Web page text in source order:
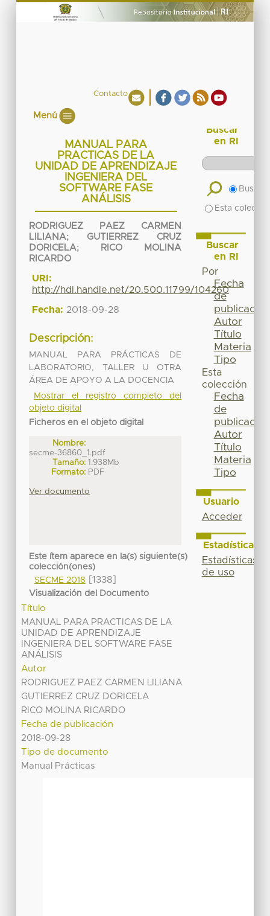
Contacto
Menú
MANUAL PARA
PRACTICAS DE LA
UNIDAD DE APRENDIZAJE
INGENIERA DEL
SOFTWARE FASE
ANÁLISIS
RODRIGUEZ PAEZ CARMEN
LILIANA; GUTIERREZ CRUZ
DORICELA;
RICO MOLINA
RICARDO
URI:
http://hdl.handle.net/20.500.11799/104260
Fecha: 2018-09-28
Descripción:
MANUAL PARA PRÁCTICAS DE
LABORATORIO, TALLER U OTRA
ÁREA DE APOYO A LA DOCENCIA
Mostrar el registro completo del
objeto digital
Ficheros en el objeto digital
Nombre:
secme-36860_1.pdf
Tamaño: 1.938Mb
Formato: PDF
Ver documento
Este ítem aparece en la(s) siguiente(s)
colección(ones)
SECME 2018
[1338]
Visualización del Documento
Título
MANUAL PARA PRACTICAS DE LA
UNIDAD DE APRENDIZAJE
INGENIERA DEL SOFTWARE FASE
ANÁLISIS
Autor
RODRIGUEZ PAEZ CARMEN LILIANA
GUTIERREZ CRUZ DORICELA
RICO MOLINA RICARDO
Fecha de publicación
2018-09-28
Tipo de documento
Manual Prácticas
Buscar
en RI
Buscar
Esta
Buscar
en RI
Por
Fecha
de
publicación
Autor
Título
Materia
Tipo
Esta
colección
Fecha
de
publicación
Autor
Título
Materia
Tipo
Usuario
Acceder
Estadísticas
Estadísticas
de uso